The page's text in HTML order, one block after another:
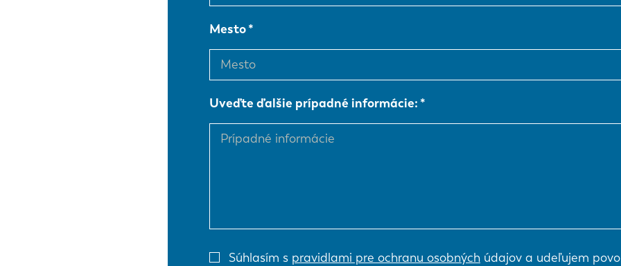
Mesto
Uveďte ďalšie prípadné informácie:
Súhlasím s pravidlami pre ochranu osobnýchúdajov a udeľujem
EN
DE IT